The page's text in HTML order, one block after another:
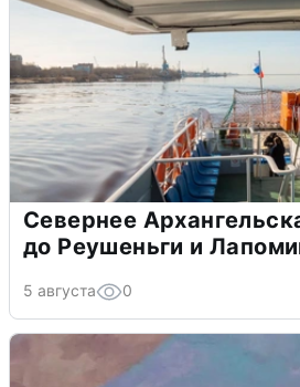
Севернее
до Реушеньги и
5 августа 0